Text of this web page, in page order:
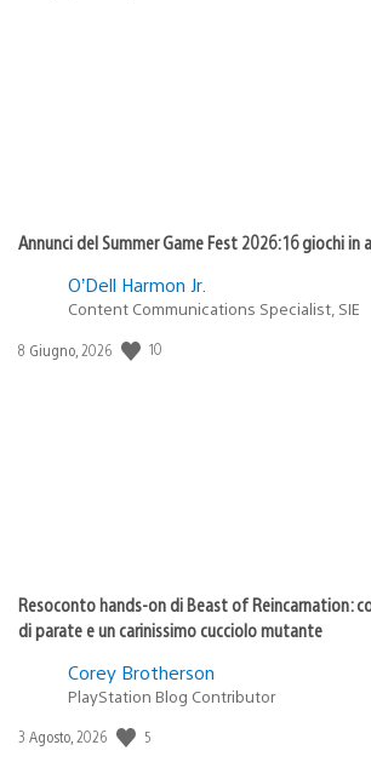
Annunci del Summer Game Fest 2026: 16 giochi in
O’Dell Harmon Jr.
Content Communications Specialist, SIE
Data
8 Giugno, 2026 10
Resoconto hands-on di Beast of Reincarnation:
di parate e un carinissimo cucciolo mutante
Corey Brotherson
PlayStation Blog Contributor
Data
3 Agosto, 2026 5